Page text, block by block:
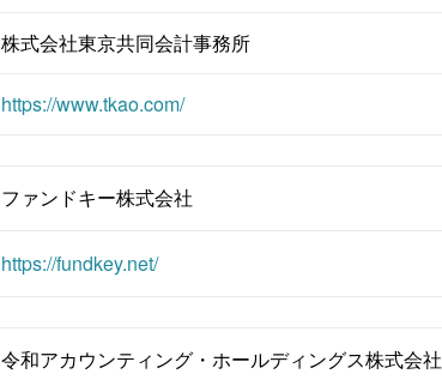
株式会社東京共同会計事務所
https://www.tkao.com/
ファンドキー株式会社
https://fundkey.net/
令和アカウンティング・ホールディングス株式会社